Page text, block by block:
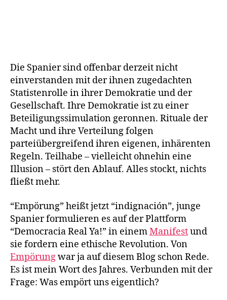
Die Spanier sind offenbar derzeit nicht
einverstanden mit der ihnen zugedachten
Statistenrolle in ihrer Demokratie und der
Gesellschaft. Ihre Demokratie ist zu einer
Beteiligungssimulation geronnen. Rituale der
Macht und ihre Verteilung folgen
parteiübergreifend ihren eigenen, inhärenten
Regeln. Teilhabe – vielleicht ohnehin eine
Illusion – stört den Ablauf. Alles stockt, nichts
fließt mehr.
“Empörung” heißt jetzt “indignación”, junge
Spanier formulieren es auf der Plattform
“Democracia Real Ya!” in einemManifestund
sie fordern eine ethische Revolution. Von
Empörungwar ja auf diesem Blog schon Rede.
Es ist mein Wort des Jahres. Verbunden mit der
Frage: Was empört uns eigentlich?